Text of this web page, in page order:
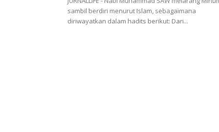
sambil berdiri menurut Islam, sebagaimana
diriwayatkan dalam hadits berikut: Dari...